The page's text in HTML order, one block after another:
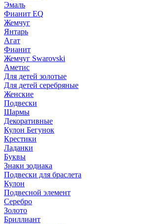
Эмаль
Фианит EQ
Жемчуг
Янтарь
Агат
Фианит
Жемчуг Swarovski
Аметис
Для детей золотые
Для детей серебряные
Женские
Подвески
Шармы
Декоративные
Кулон Бегунок
Крестики
Ладанки
Буквы
Знаки зодиака
Подвески для браслета
Кулон
Подвесной элемент
Серебро
Золото
Бриллиант